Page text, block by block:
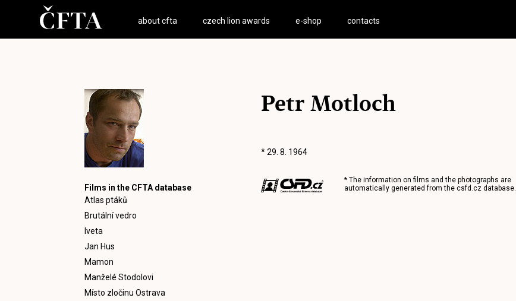
about cfta czech lion awards e-shop contacts
Films in the CFTA database
Atlas ptáků
Brutální vedro
Iveta
Jan Hus
Mamon
Manželé Stodolovi
Místo zločinu Ostrava
Petr Motloch
* 29. 8. 1964
* The information on films and the photographs are
automatically generated from the csfd.czdatabase.